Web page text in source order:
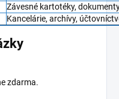
Závesné kartotéky,
Kancelárie, archívy,
zdarma.